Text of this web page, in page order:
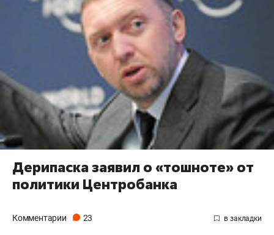
Дерипаска заявил о «тошноте» от
политики Центробанка
Комментарии 23